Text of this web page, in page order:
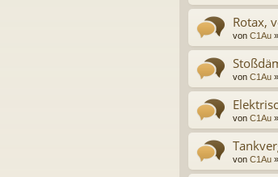
Rotax,
von C1Au
von C1Au
von C1Au
von C1Au